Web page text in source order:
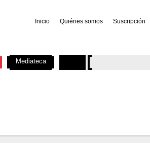
Inicio Quiénes somos Suscripción
Mediateca